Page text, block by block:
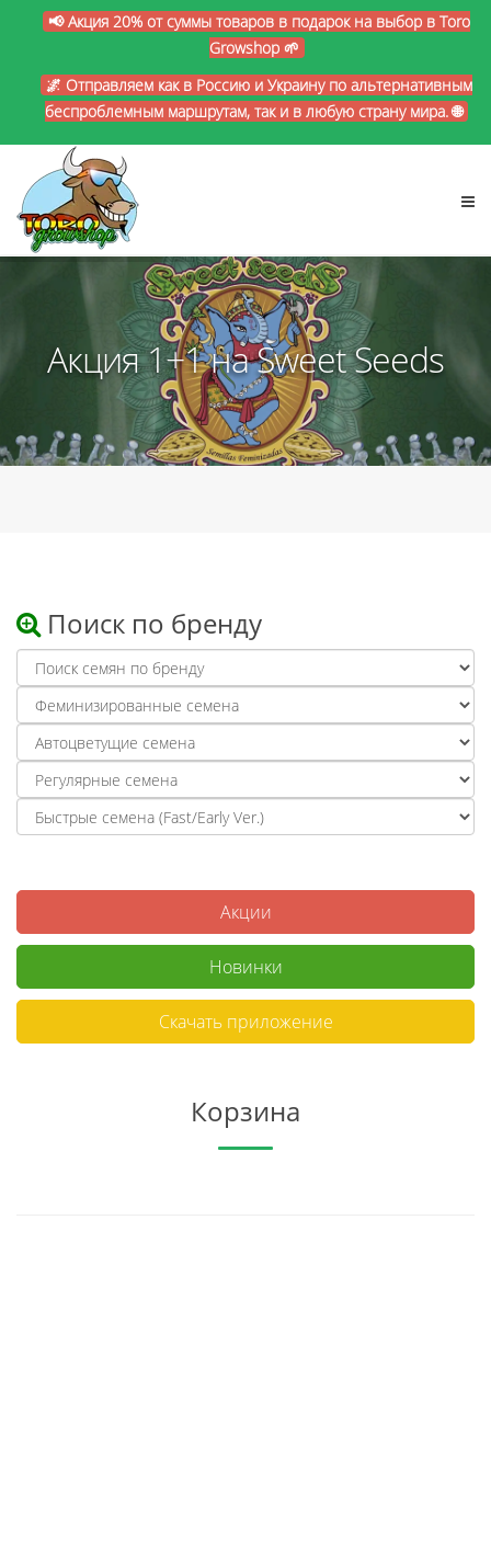
📢 Акция 20% от суммы товаров в подарок на выбор в Toro
Growshop 🌱
🌌 Отправляем как в Россию и Украину по альтернативным
беспроблемным маршрутам, так и в любую страну мира. 🌐
Акция 1+1 на Sweet Seeds
Поиск по бренду
Акции
Новинки
Скачать приложение
Корзина